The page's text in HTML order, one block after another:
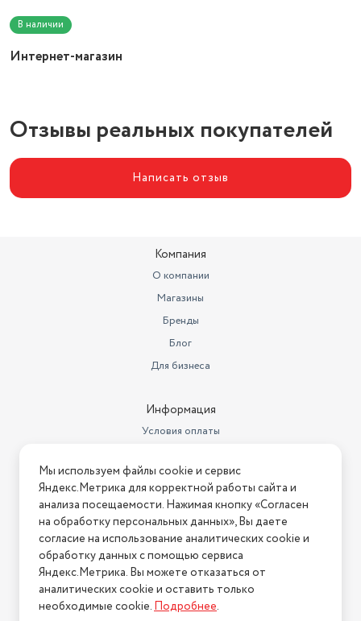
Интернет-магазин
В наличии
Отзывы реальных покупателей
Написать отзыв
Компания
О компании
Магазины
Бренды
Блог
Для бизнеса
Информация
Условия оплаты
Условия возврата
Нашли ошибку на сайте? Напишите нам
2026 © Интернет-магазин "АстМаркет". У нас есть всё!
Политика конфиденциальности
Мы используем файлы cookie и сервис
Яндекс.Метрика для корректной работы сайта и
анализа посещаемости. Нажимая кнопку «Согласен
на обработку персональных данных», Вы даете
согласие на использование аналитических cookie и
обработку данных с помощью сервиса
Яндекс.Метрика. Вы можете отказаться от
аналитических cookie и оставить только
необходимые cookie.Подробнее.